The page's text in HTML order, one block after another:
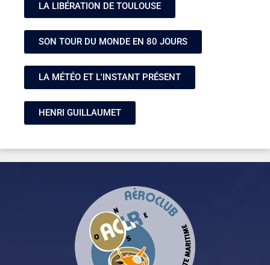
LA LIBÉRATION DE TOULOUSE
SON TOUR DU MONDE EN 80 JOURS
LA MÉTÉO ET L'INSTANT PRÉSENT
HENRI GUILLAUMET